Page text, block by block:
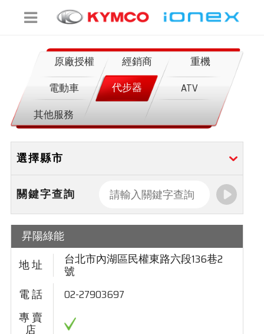
原廠授權 經銷商
重機
電動車
代步器
ATV
其他服務
關鍵字查詢
昇陽綠能
台北市內湖區民權東路六段136巷2
號
02-27903697